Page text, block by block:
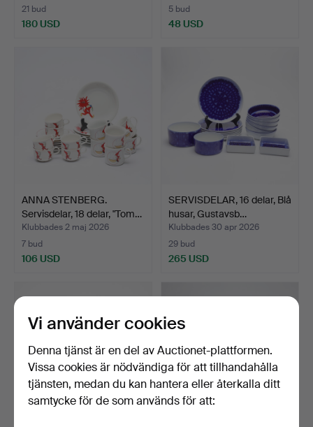
21 bud
180 USD
5 bud
48 USD
ANNA STENBERG.
Servisdelar, 18 delar, "Tom…
Klubbades 2 maj 2026
7 bud
106 USD
SERVISDELAR, 16 delar, Blå
husar, Gustavsb…
Klubbades 30 apr 2026
29 bud
265 USD
Vi använder cookies
Denna tjänst är en del av Auctionet-plattformen.
Vissa cookies är nödvändiga för att tillhandahålla
tjänsten, medan du kan hantera eller återkalla ditt
samtycke för de som används för att: